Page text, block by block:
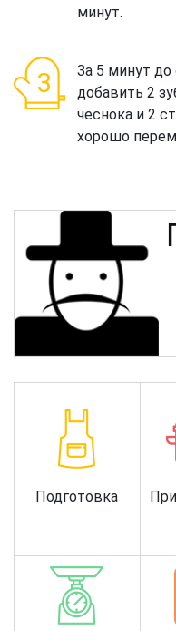
минут.
За 5 минут до
добавить 2
чеснока и 2
хорошо
Подготовка